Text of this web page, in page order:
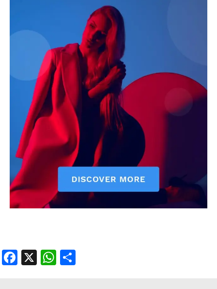
AIN NEWS 1
Contact Us
About Us
Privacy Policy
Terms of Use Agreement
Facebook
X WhatsApp
Share
Facebook
X WhatsApp